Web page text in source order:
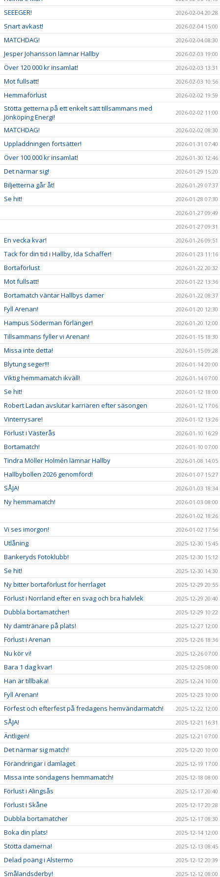
SEEEGER! 2026-02-04 20:28
Snart avkast! 2026-02-04 15:00
MATCHDAG! 2026-02-04 08:30
Jesper Johansson lämnar Hallby 2026-02-03 19:00
Över 120 000 kr insamlat! 2026-02-03 13:31
Mot fullsatt! 2026-02-03 10:56
Hemmaförlust 2026-02-02 19:59
Stötta getterna på ett enkelt sätt tillsammans med
Jönköping Energi!
2026-02-02 11:00
MATCHDAG! 2026-02-02 08:30
Uppladdningen fortsätter! 2026-01-31 07:40
Över 100 000 kr insamlat! 2026-01-30 12:46
Det närmar sig! 2026-01-29 15:20
Biljetterna går åt! 2026-01-29 07:37
Se hit!
2026-01-28 07:30
2026-01-27 09:49
2026-01-27 09:31
En vecka kvar! 2026-01-26 09:51
Tack för din tid i Hallby, Ida Schaffer! 2026-01-23 11:16
Bortaförlust 2026-01-22 20:32
Mot fullsatt! 2026-01-22 13:36
Bortamatch väntar Hallbys damer 2026-01-22 08:37
Fyll Arenan! 2026-01-20 12:30
Hampus Söderman förlänger! 2026-01-20 12:00
Tillsammans fyller vi Arenan! 2026-01-15 18:30
Missa inte detta! 2026-01-15 09:28
Blytung seger!!! 2026-01-14 20:00
Viktig hemmamatch ikväll! 2026-01-14 07:00
Se hit! 2026-01-12 18:00
Robert Ladan avslutar karriären efter säsongen 2026-01-12 17:06
Vinterrysare! 2026-01-12 13:26
Förlust i Västerås 2026-01-10 16:29
Bortamatch! 2026-01-10 07:00
Tindra Möller Holmén lämnar Hallby 2026-01-08 14:05
Hallbybollen 2026 genomförd! 2026-01-07 15:27
SÅJA! 2026-01-03 18:34
Ny hemmamatch!
2026-01-03 08:00
2026-01-02 18:26
Vi ses imorgon! 2026-01-02 17:56
Utlåning 2025-12-30 15:45
Bankeryds Fotoklubb! 2025-12-30 15:12
Se hit! 2025-12-30 14:30
Ny bitter bortaförlust för herrlaget 2025-12-29 20:55
Förlust i Norrland efter en svag och bra halvlek 2025-12-29 20:40
Dubbla bortamatcher! 2025-12-29 10:22
Ny damtränare på plats! 2025-12-27 12:00
Förlust i Arenan 2025-12-26 18:36
Nu kör vi! 2025-12-26 07:00
Bara 1 dag kvar! 2025-12-25 08:00
Han är tillbaka! 2025-12-24 10:00
Fyll Arenan! 2025-12-23 10:00
Förfest och efterfest på fredagens hemvändarmatch! 2025-12-22 12:00
SÅJA! 2025-12-21 16:31
Äntligen! 2025-12-21 07:00
Det närmar sig match! 2025-12-20 10:00
Förändringar i damlaget 2025-12-19 17:00
Missa inte söndagens hemmamatch! 2025-12-18 08:00
Förlust i Alingsås 2025-12-17 20:40
Förlust i Skåne 2025-12-17 20:28
Dubbla bortamatcher 2025-12-17 08:30
Boka din plats! 2025-12-14 12:00
Stötta damerna! 2025-12-13 08:45
Delad poäng i Alstermo 2025-12-12 20:39
Smålandsderby! 2025-12-12 08:00